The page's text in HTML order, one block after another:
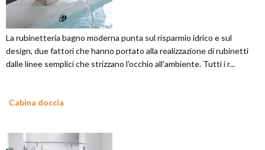
La rubinetteria bagno moderna punta sul risparmio idrico e sul
design, due fattori che hanno portato alla realizzazione di rubinetti
dalle linee semplici che strizzano l'occhio all'ambiente. Tutti i r...
Cabina doccia